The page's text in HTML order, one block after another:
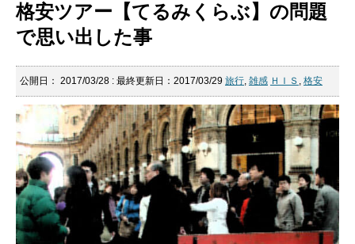
格安ツアー【てるみくらぶ】の問題
で思い出した事
公開日： 2017/03/28 : 最終更新日：2017/03/29 旅行, 雑感 ＨＩＳ , 格安